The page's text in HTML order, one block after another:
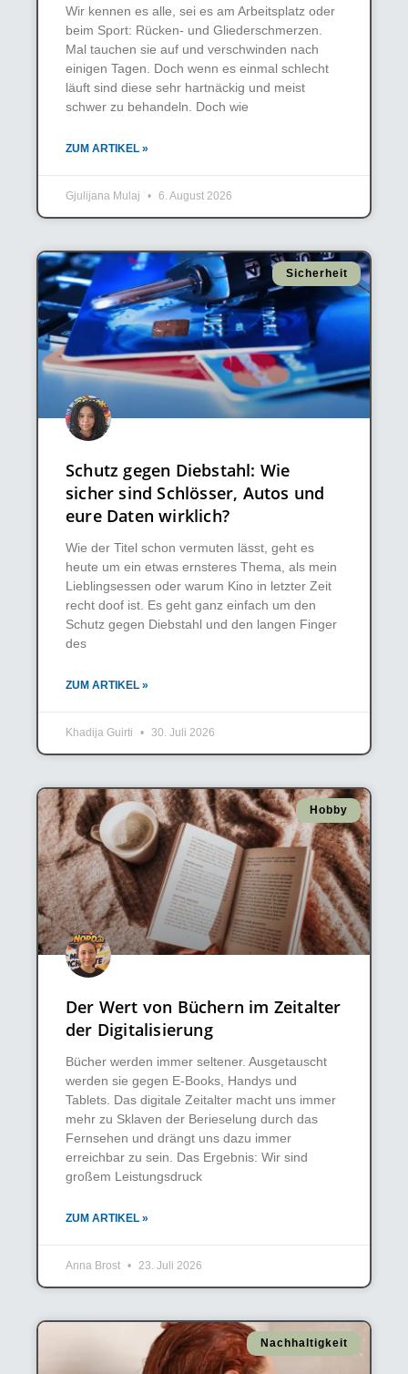
Wir kennen es alle, sei es am Arbeitsplatz oder
beim Sport: Rücken- und Gliederschmerzen.
Mal tauchen sie auf und verschwinden nach
einigen Tagen. Doch wenn es einmal schlecht
läuft sind diese sehr hartnäckig und meist
schwer zu behandeln. Doch wie
ZUM ARTIKEL »
Gjulijana Mulaj 6. August 2026
Sicherheit
Schutz gegen Diebstahl: Wie
sicher sind Schlösser, Autos und
eure Daten wirklich?
Wie der Titel schon vermuten lässt, geht es
heute um ein etwas ernsteres Thema, als mein
Lieblingsessen oder warum Kino in letzter Zeit
recht doof ist. Es geht ganz einfach um den
Schutz gegen Diebstahl und den langen Finger
des
ZUM ARTIKEL »
Khadija Guirti 30. Juli 2026
Hobby
Der Wert von Büchern im Zeitalter
der Digitalisierung
Bücher werden immer seltener. Ausgetauscht
werden sie gegen E-Books, Handys und
Tablets. Das digitale Zeitalter macht uns immer
mehr zu Sklaven der Berieselung durch das
Fernsehen und drängt uns dazu immer
erreichbar zu sein. Das Ergebnis: Wir sind
großem Leistungsdruck
ZUM ARTIKEL »
Anna Brost 23. Juli 2026
Nachhaltigkeit